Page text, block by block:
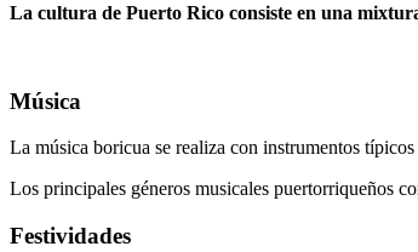
La cultura de Puerto Rico consiste en una
Música
La música boricua se realiza con instrumentos
Los principales géneros musicales puertorriqueños
Festividades